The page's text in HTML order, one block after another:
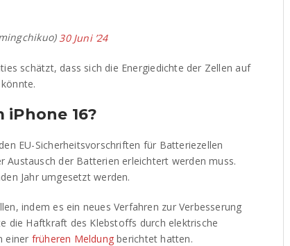
30 Juni ’24
schätzt, dass sich die Energiedichte der Zellen auf
16?
EU-Sicherheitsvorschriften für Batteriezellen
Austausch der Batterien erleichtert werden muss.
Jahr umgesetzt werden.
indem es ein neues Verfahren zur Verbesserung
die Haftkraft des Klebstoffs durch elektrische
einer früheren Meldung berichtet hatten.